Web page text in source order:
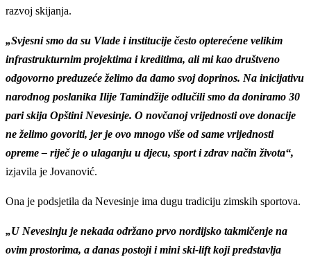
razvoj skijanja.
„Svjesni smo da su Vlade i institucije često opterećene velikim
infrastrukturnim projektima i kreditima, ali mi kao društveno
odgovorno preduzeće želimo da damo svoj doprinos. Na inicijativu
narodnog poslanika Ilije Tamindžije odlučili smo da doniramo 30
pari skija Opštini Nevesinje. O novčanoj vrijednosti ove donacije
ne želimo govoriti, jer je ovo mnogo više od same vrijednosti
opreme – riječ je o ulaganju u djecu, sport i zdrav način života“,
izjavila je Jovanović.
Ona je podsjetila da Nevesinje ima dugu tradiciju zimskih sportova.
„U Nevesinju je nekada održano prvo nordijsko takmičenje na
ovim prostorima, a danas postoji i mini ski-lift koji predstavlja